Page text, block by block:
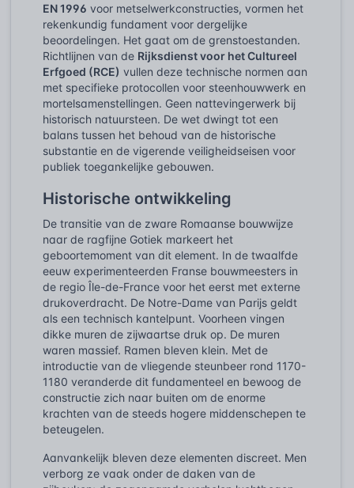
EN 1996 voor metselwerkconstructies, vormen het
rekenkundig fundament voor dergelijke
beoordelingen. Het gaat om de grenstoestanden.
Richtlijnen van de Rijksdienst voor het Cultureel
Erfgoed (RCE) vullen deze technische normen aan
met specifieke protocollen voor steenhouwwerk en
mortelsamenstellingen. Geen nattevingerwerk bij
historisch natuursteen. De wet dwingt tot een
balans tussen het behoud van de historische
substantie en de vigerende veiligheidseisen voor
publiek toegankelijke gebouwen.
Historische ontwikkeling
De transitie van de zware Romaanse bouwwijze
naar de ragfijne Gotiek markeert het
geboortemoment van dit element. In de twaalfde
eeuw experimenteerden Franse bouwmeesters in
de regio Île-de-France voor het eerst met externe
drukoverdracht. De Notre-Dame van Parijs geldt
als een technisch kantelpunt. Voorheen vingen
dikke muren de zijwaartse druk op. De muren
waren massief. Ramen bleven klein. Met de
introductie van de vliegende steunbeer rond 1170-
1180 veranderde dit fundamenteel en bewoog de
constructie zich naar buiten om de enorme
krachten van de steeds hogere middenschepen te
beteugelen.
Aanvankelijk bleven deze elementen discreet. Men
verborg ze vaak onder de daken van de